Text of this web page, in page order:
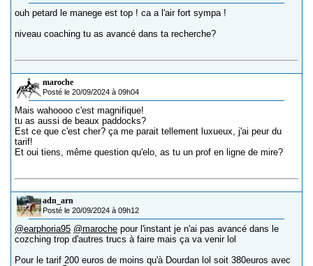
ouh petard le manege est top ! ca a l'air fort sympa !
niveau coaching tu as avancé dans ta recherche?
maroche
Posté le 20/09/2024 à 09h04
Mais wahoooo c'est magnifique!
tu as aussi de beaux paddocks?
Est ce que c'est cher? ça me parait tellement luxueux, j'ai peur du
tarif!
Et oui tiens, même question qu'elo, as tu un prof en ligne de mire?
adn_arn
Posté le 20/09/2024 à 09h12
@earphoria95 @maroche pour l'instant je n'ai pas avancé dans le
cozching trop d'autres trucs à faire mais ça va venir lol
Pour le tarif 200 euros de moins qu'à Dourdan lol soit 380euros avec